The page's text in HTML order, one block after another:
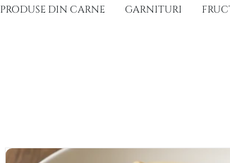
PRODUSE DIN CARNE GARNITURI